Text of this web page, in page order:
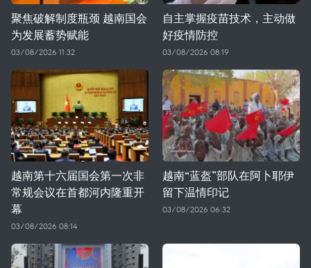
聚焦破解制度瓶颈 越南国会
为发展蓄势赋能
03/08/2026 11:32
自主掌握疫苗技术，主动做
好疫情防控
03/08/2026 08:19
越南第十六届国会第一次非
常规会议在首都河内隆重开
幕
03/08/2026 08:14
越南“蓝盔”部队在阿卜耶伊
留下温情印记
03/08/2026 06:32